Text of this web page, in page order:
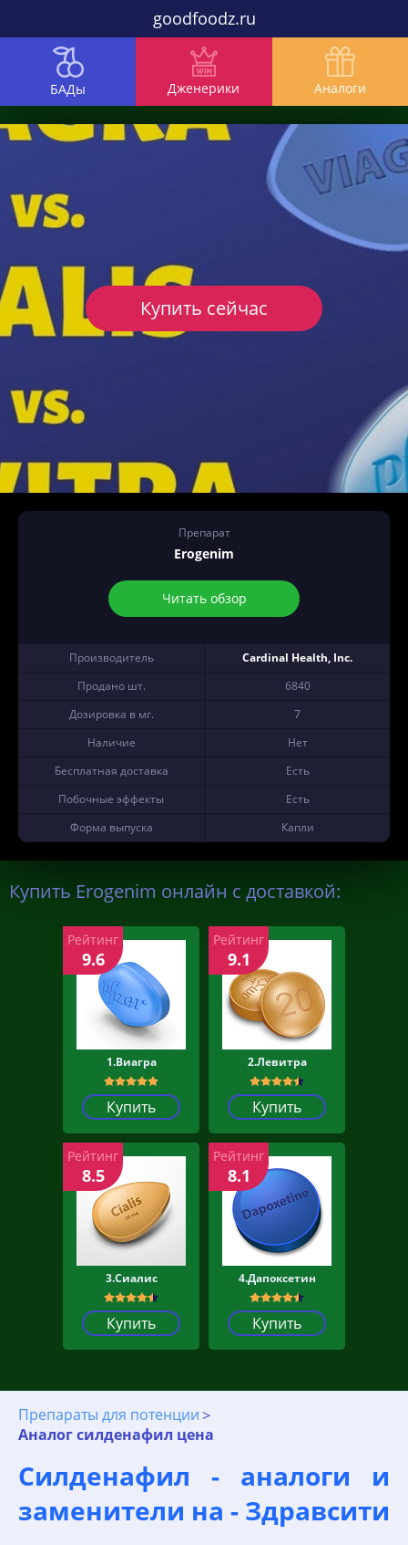
goodfoodz.ru
БАДы Дженерики Аналоги
Препарат
Erogenim
Читать обзор
Производитель
Cardinal Health, Inc.
Продано шт.
6840
Дозировка в мг.
7
Наличие
Нет
Бесплатная доставка
Есть
Побочные эффекты
Есть
Форма выпуска
Капли
Купить сейчас
Купить Erogenim онлайн с доставкой:
1.Виагра
Купить
Рейтинг
9.6
2.Левитра
Купить
Рейтинг
9.1
3.Сиалис
Купить
Рейтинг
8.5
4.Дапоксетин
Купить
Рейтинг
8.1
Препараты для потенции
Аналог силденафил цена
Силденафил - аналоги и
заменители на - Здравсити